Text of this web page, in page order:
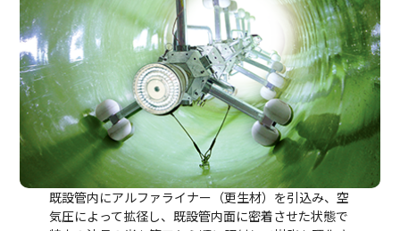
既設管内にアルファライナー（更生材）を引込み、空
気圧によって拡径し、既設管内面に密着させた状態で